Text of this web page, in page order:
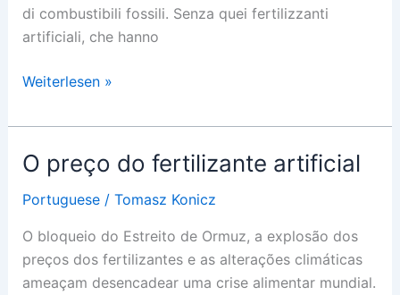
di combustibili fossili. Senza quei fertilizzanti
artificiali, che hanno
Il
del
fertilizzante
artificiale
Weiterlesen »
O preço do fertilizante artificial
Portuguese/ Tomasz Konicz
O bloqueio do Estreito de Ormuz, a explosão dos
preços dos fertilizantes e as alterações climáticas
ameaçam desencadear uma crise alimentar mundial.